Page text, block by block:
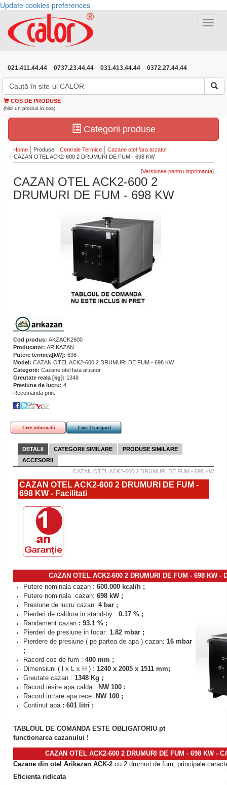
Update cookies preferences
Toggle
021.411.44.44 0737.23.44.44 031.413.44.44 0372.27.44.44
COS DE PRODUSE
(Nici un produs in cos)
Categorii produse
Home Produse Centrale Termice
Cazane otel fara arzator
CAZAN OTEL ACK2-600 2 DRUMURI DE FUM - 698 KW
[ ]
CAZAN OTEL ACK2-600 2
DRUMURI DE FUM - 698 KW
Cod produs: AKZACK2600
Producator: ARIKAZAN
Putere termica[kW]: 698
Model: CAZAN OTEL ACK2-600 2 DRUMURI DE FUM - 698 KW
Categorii: Cazane otel fara arzator
Greutate reala [kg]: 1348
Presiune de lucru: 4
Recomanda prin:
Cere informatii Cost Transport
DETALII CATEGORII SIMILARE
PRODUSE SIMILARE
ACCESORII
CAZAN OTEL ACK2-600 2 DRUMURI DE FUM - 698 KW
CAZAN OTEL ACK2-600 2 DRUMURI DE FUM -
698 KW - Facilitati
CAZAN OTEL ACK2-600 2 DRUMURI DE FUM - 698 KW -
Putere nominala cazan : 600.000 kcal/h ;
Putere nominala cazan: 698 kW ;
Presiune de lucru cazan: 4 bar ;
Pierderi de caldura in stand-by : 0.17 % ;
Randament cazan : 93.1 % ;
Pierderi de presiune in focar: 1.82 mbar ;
Pierdere de presiune ( pe partea de apa ) cazan: 16 mbar
;
Racord cos de fum : 400 mm ;
Dimensiuni ( l x L x H ) : 1240 x 2005 x 1511 mm;
Greutate cazan : 1348 Kg ;
Racord iesire apa calda : NW 100 ;
Racord intrare apa rece: NW 100 ;
Continut apa : 601 litri ;
TABLOUL DE COMANDA ESTE OBLIGATORIU pt
functionarea cazanului !
CAZAN OTEL ACK2-600 2 DRUMURI DE FUM - 698 KW -
Cazane din otel Arikazan ACK-2 cu 2 drumuri de fum, principale
Eficienta ridicata